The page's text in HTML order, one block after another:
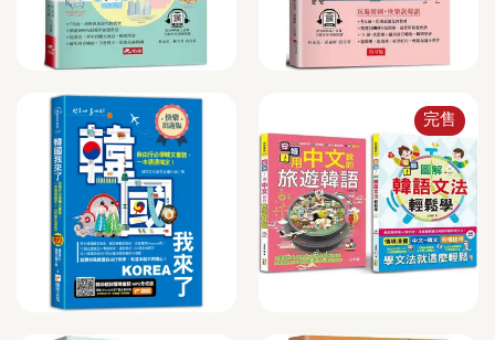
完售